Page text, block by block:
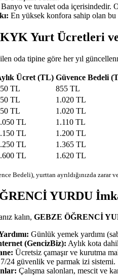
Banyo ve tuvalet oda içerisindedir.
En yüksek konfora sahip olan bu
KYK Yurt Ücretleri
oda tipine göre her yıl
Ücret (TL) Güvence Bedeli
TL
855 TL
TL
1.020 TL
TL
1.020 TL
TL
1.110 TL
TL
1.200 TL
TL
1.365 TL
TL 1.620 TL
Bedeli), yurttan ayrıldığınızda zarar
YURDU
kalın, GEBZE ÖĞRENCİ
Günlük yemek yardımı
(GencizBiz): Aylık kota
Ücretsiz çamaşır ve kurutma
7/24 güvenlik ve parmak izi sistemi.
Çalışma salonları, mescit ve